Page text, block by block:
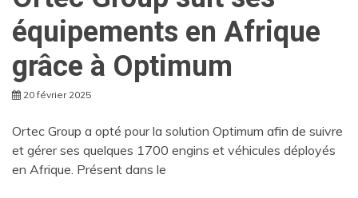
équipements en Afrique
grâce à Optimum
20 février 2025
Ortec Group a opté pour la solution Optimum afin de suivre
et gérer ses quelques 1700 engins et véhicules déployés
en Afrique. Présent dans le